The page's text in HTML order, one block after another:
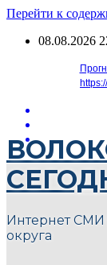
Перейти к
08.08.2026
Интернет СМИ
округа